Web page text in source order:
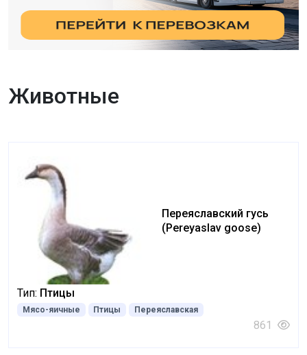
Животные
Переяславский гусь
(Pereyaslav goose)
Тип: Птицы
Мясо-яичные Птицы Переяславская
861